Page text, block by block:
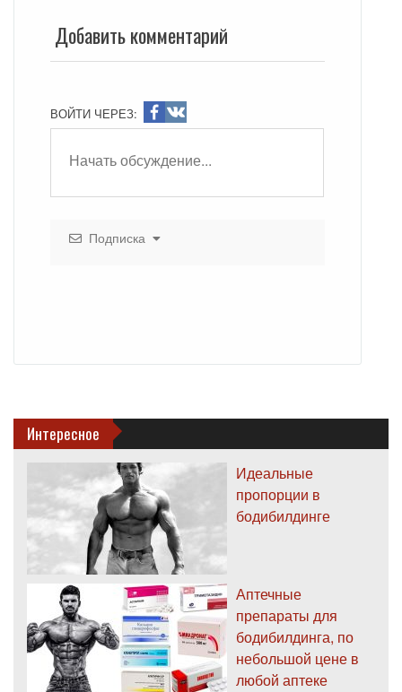
Добавить комментарий
ВОЙТИ ЧЕРЕЗ:
Подписка
Интересное
Идеальные
пропорции в
бодибилдинге
Аптечные
препараты для
бодибилдинга, по
небольшой цене в
любой аптеке